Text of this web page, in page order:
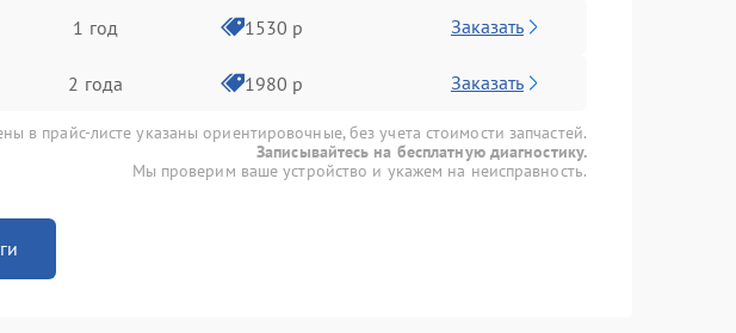
1 год 1530 р Заказать
2 года 1980 р Заказать
в прайс-листе указаны ориентировочные, без учета стоимости запчастей.
Записывайтесь на бесплатную диагностику.
Мы проверим ваше устройство и укажем на неисправность.